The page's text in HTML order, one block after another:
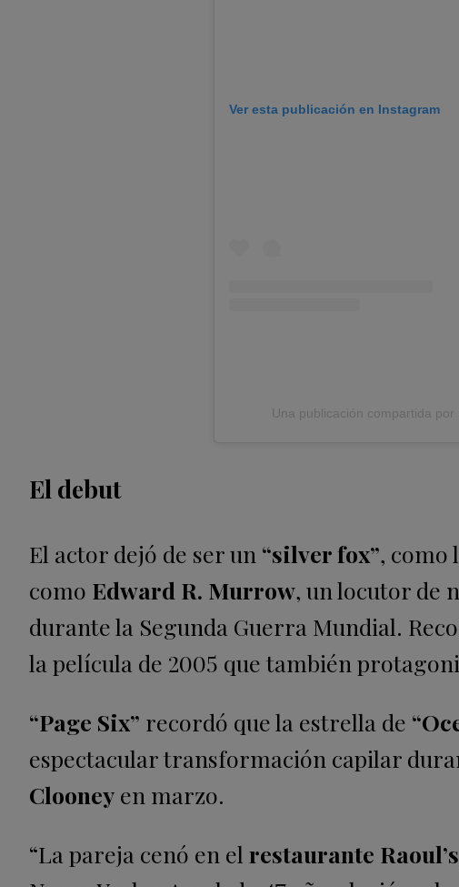
Ver esta publicación en Instagram
Una publicación compartida
El debut
El actor dejó de ser un “silver fox”, como
como Edward R. Murrow, un locutor de
durante la Segunda Guerra Mundial.
la película de 2005 que también
“Page Six” recordó que la estrella de
espectacular transformación capilar
Clooney en marzo.
“La pareja cenó en el restaurante Raoul’s